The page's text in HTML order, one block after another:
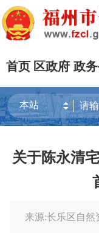
首页 区政府 政
关于陈永清
来源:长乐区自然